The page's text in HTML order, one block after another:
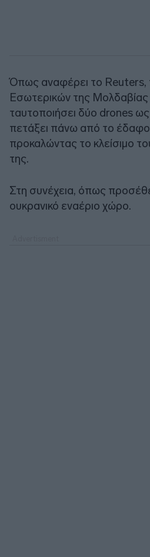
Όπως αναφέρει το Reuters,
Εσωτερικών της Μολδαβίας
ταυτοποιήσει δύο drones ως
πετάξει πάνω από το
προκαλώντας το κλείσιμο
της.
Στη συνέχεια, όπως
ουκρανικό εναέριο χώρο.